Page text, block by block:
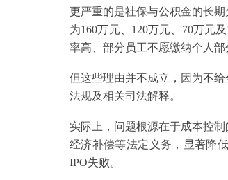
更严重的是社保与公积金的长
为160万元、120万元、70万元
率高、部分员工不愿缴纳个人部
但这些理由并不成立，因为不
法规及相关司法解释。
实际上，问题根源在于成本控
经济补偿等法定义务，显著降
IPO失败。